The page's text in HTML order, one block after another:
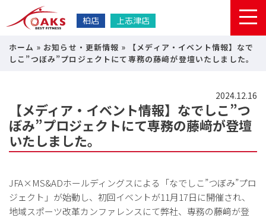
柏店 上志津店
ホーム » お知らせ・更新情報 »
【メディア・イベント情報】なで
しこ”つぼみ”プロジェクトにて専務の藤﨑が登壇いたしました。
2024.12.16
【メディア・イベント情報】なでしこ”つ
ぼみ”プロジェクトにて専務の藤﨑が登壇
いたしました。
JFA×MS&ADホールディングスによる「なでしこ”つぼみ”プロ
ジェクト」が始動し、初回イベントが11月17日に開催され、
地域スポーツ改革カンファレンスにて弊社、専務の藤﨑が登